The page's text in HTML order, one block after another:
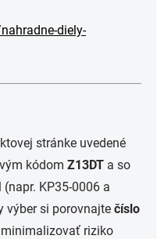
diely-
stránke uvedené
kódom Z13DT a so
KP35-0006 a
výber si porovnajte číslo
minimalizovať riziko